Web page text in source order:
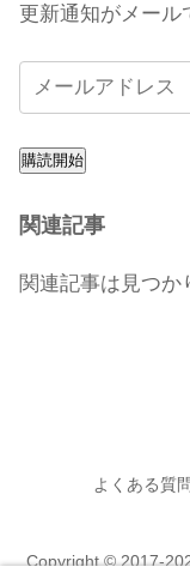
更新通知がメール
購読開始
関連記事
関連記事は見つか
よくある質問
Copyright © 2017-